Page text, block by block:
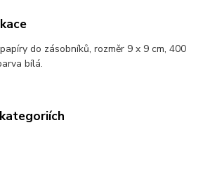
do zásobníků, rozměr 9 x 9 cm, 400
bílá.